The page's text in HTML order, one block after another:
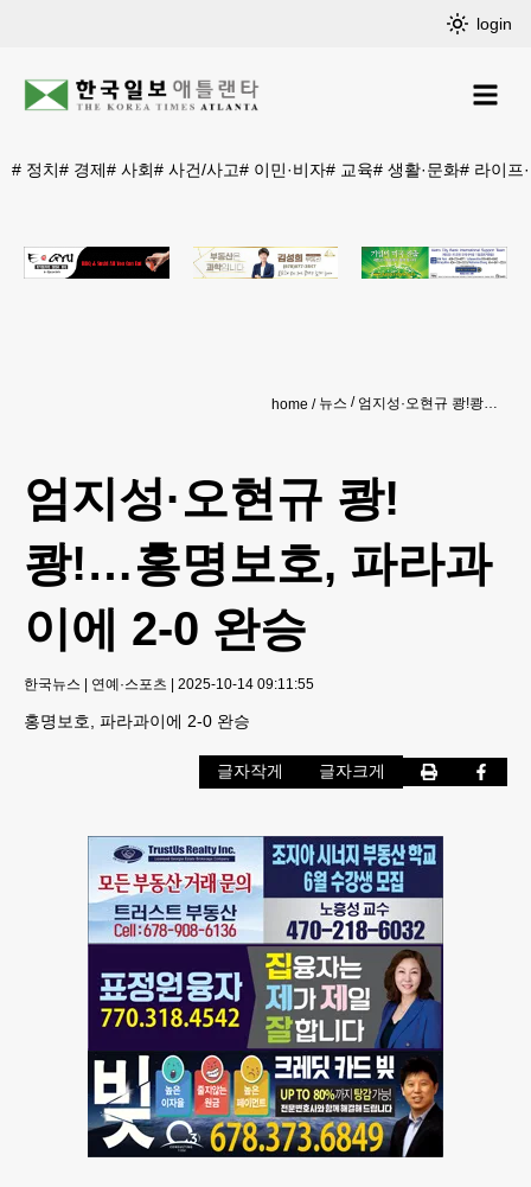
login
# 정치# 경제# 사회# 사건/사고# 이민·비자# 교육# 생활·문화# 라이프
home 뉴스 엄지성·오현규 쾅!쾅!…홍명보호, 파라과이에 2-0 완승
엄지성·오현규 쾅!
쾅!…홍명보호, 파라과
이에 2-0 완승
한국뉴스 | 연예·스포츠 | 2025-10-14 09:11:55
홍명보호, 파라과이에 2-0 완승
글자작게 글자크게